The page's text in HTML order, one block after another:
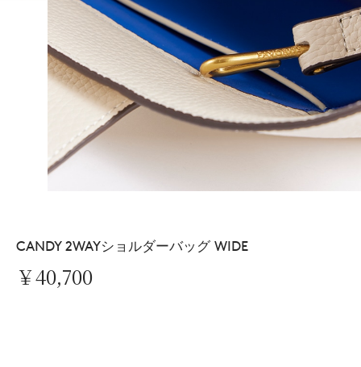
CANDY 2WAYショルダーバッグ WIDE
￥40,700